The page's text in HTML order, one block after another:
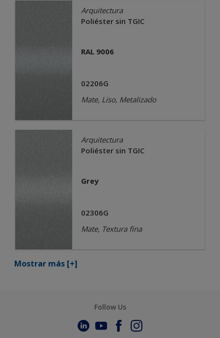
Arquitectura
Poliéster sin TGIC
RAL 9006
02206G
Mate, Liso, Metalizado
Arquitectura
Poliéster sin TGIC
Grey
02306G
Mate, Textura fina
Mostrar más [+]
Follow Us